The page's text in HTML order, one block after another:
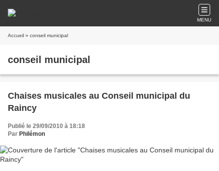
MENU
Accueil » conseil municipal
conseil municipal
Chaises musicales au Conseil municipal du
Raincy
Publié le 29/09/2010 à 18:18
Par Philémon